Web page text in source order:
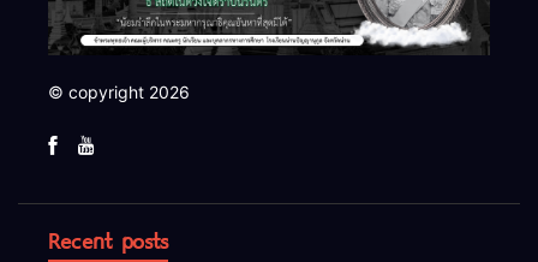
© copyright 2026
Recent posts